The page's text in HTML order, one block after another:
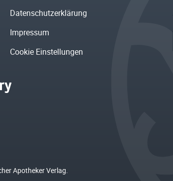
Datenschutzerklärung
Impressum
Cookie Einstellungen
Apotheker Verlag.